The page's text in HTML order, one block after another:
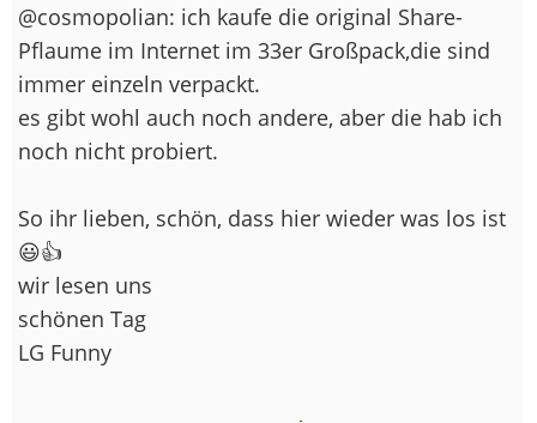
@cosmopolian: ich kaufe die original Share-
Pflaume im Internet im 33er Großpack,die sind
immer einzeln verpackt.
es gibt wohl auch noch andere, aber die hab ich
noch nicht probiert.
So ihr lieben, schön, dass hier wieder was los ist
😃👍
wir lesen uns
schönen Tag
LG Funny